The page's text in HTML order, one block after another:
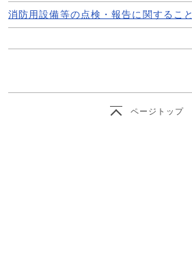
消防用設備等の点検・報告に関すること
ページトップ